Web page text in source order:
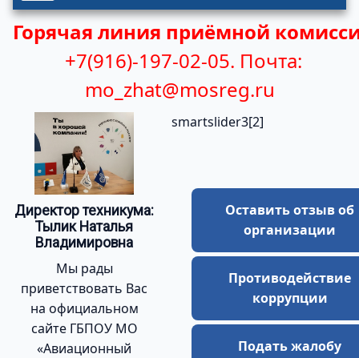
Горячая линия приёмной
+7(916)-197-02-05. Почта:
mo_zhat@mosreg.ru
Директор техникума:
Тылик Наталья
Владимировна
Мы рады
приветствовать Вас
на официальном
сайте ГБПОУ МО
«Авиационный
smartslider3[2]
Оставить отзыв об
организации
Противодействие
коррупции
Подать жалобу